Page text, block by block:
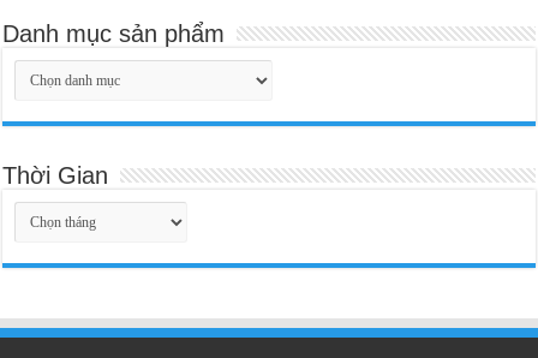
Danh mục sản phẩm
Thời Gian
Thời
Gian